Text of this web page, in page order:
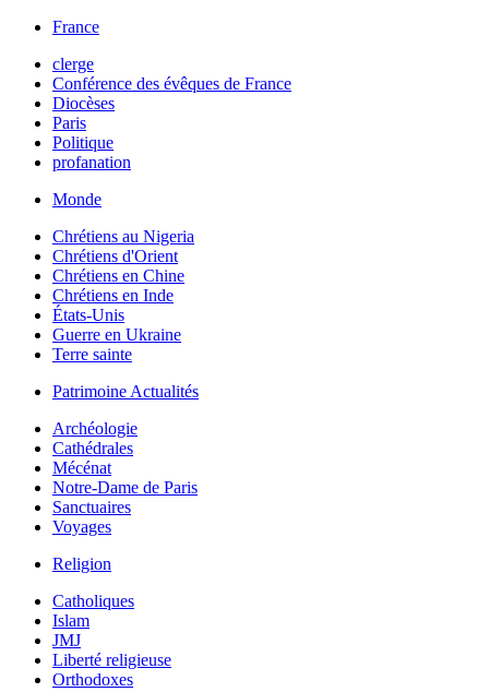
France
clerge
Conférence des évêques de France
Diocèses
Paris
Politique
profanation
Monde
Chrétiens au Nigeria
Chrétiens d'Orient
Chrétiens en Chine
Chrétiens en Inde
États-Unis
Guerre en Ukraine
Terre sainte
Patrimoine Actualités
Archéologie
Cathédrales
Mécénat
Notre-Dame de Paris
Sanctuaires
Voyages
Religion
Catholiques
Islam
JMJ
Liberté religieuse
Orthodoxes